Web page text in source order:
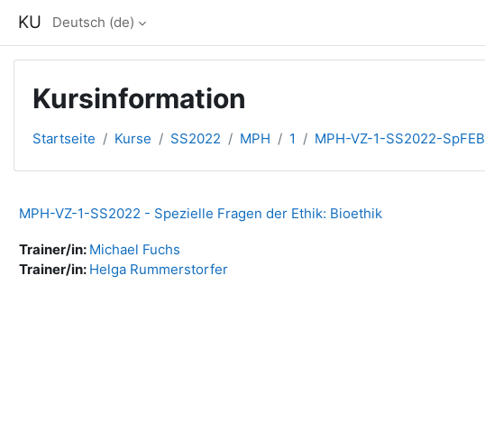
KU Deutsch ‎(de)‎
Kursinformation
Startseite Kurse SS2022 MPH 1 MPH-VZ-1-SS2022-SpFEB
MPH-VZ-1-SS2022 - Spezielle Fragen der Ethik: Bioethik
Trainer/in: Michael Fuchs
Trainer/in: Helga Rummerstorfer